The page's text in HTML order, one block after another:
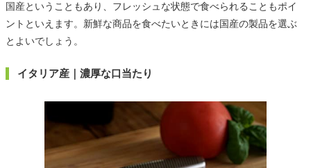
国産ということもあり、フレッシュな状態で食べられることもポイ
ントといえます。新鮮な商品を食べたいときには国産の製品を選ぶ
とよいでしょう。
イタリア産｜濃厚な口当たり